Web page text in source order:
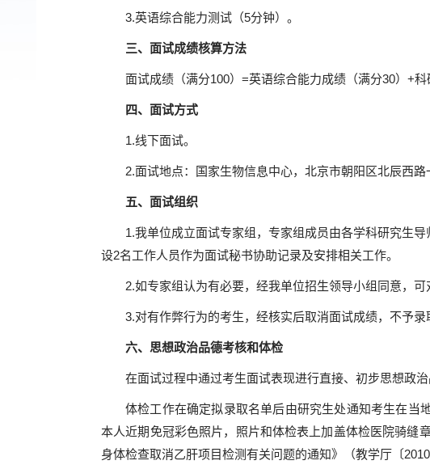
3.英语综合能力测试（5分钟）。
三、面试成绩核算方法
面试成绩（满分100）=英语综合能力成绩（满分30）+
四、面试方式
1.线下面试。
2.面试地点：国家生物信息中心，北京市朝阳区北辰西路
五、面试组织
1.我单位成立面试专家组，专家组成员由各学科研究生
设2名工作人员作为面试秘书协助记录及安排相关工作。
2.如专家组认为有必要，经我单位招生领导小组同意，
3.对有作弊行为的考生，经核实后取消面试成绩，不予录
六、思想政治品德考核和体检
在面试过程中通过考生面试表现进行直接、初步思想政
体检工作在确定拟录取名单后由研究生处通知考生在当
本人近期免冠彩色照片，照片和体检表上加盖体检医院骑缝
身体检查取消乙肝项目检测有关问题的通知》（教学厅〔